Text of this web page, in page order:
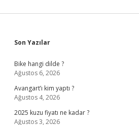
Sidebar
Son Yazılar
Bike hangi dilde ?
Ağustos 6, 2026
Avangart’ı kim yaptı ?
Ağustos 4, 2026
2025 kuzu fiyatı ne kadar ?
Ağustos 3, 2026